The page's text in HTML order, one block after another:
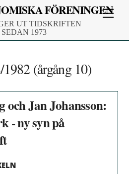
FÖRENINGEN
UT TIDSKRIFTEN
1973
1982 (årgång 10)
och Jan Johansson:
- ny syn på